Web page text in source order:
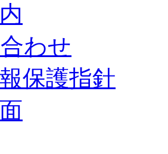
わせ
保護指針